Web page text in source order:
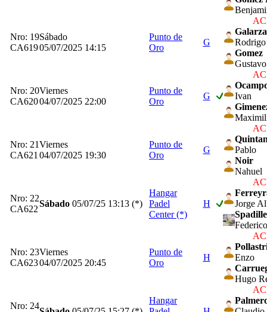
Nro: 19
CA619
Sábado
05/07/2025 14:15
Punto de
Oro
G
Galarza
Rodrigo
Gomez
Gustavo
Nro: 20
CA620
Viernes
04/07/2025 22:00
Punto de
Oro
G
Ivan
Nro: 21
CA621
Viernes
04/07/2025 19:30
Punto de
Oro
G
Pablo
Noir
Nahuel
Nro: 22
CA622
Sábado 05/07/25 13:13 (*)
Hangar
Padel
Center (*)
H
Jorge
Nro: 23
CA623
Viernes
04/07/2025 20:45
Punto de
Oro
H
Enzo
Hugo
Nro: 24
Hangar